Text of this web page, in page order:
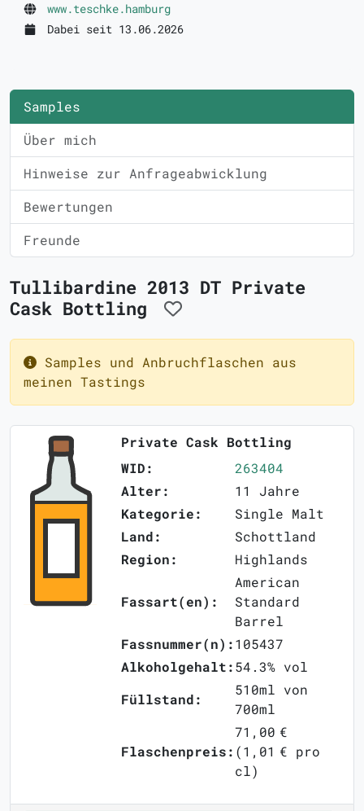
www.teschke.hamburg
Dabei seit 13.06.2026
Samples
Über mich
Hinweise zur Anfrageabwicklung
Bewertungen
Freunde
Tullibardine 2013 DT Private
Cask Bottling
Samples und Anbruchflaschen aus
meinen Tastings
Private Cask Bottling
WID:
263404
Alter:
11 Jahre
Kategorie:
Single Malt
Land:
Schottland
Region:
Highlands
Fassart(en):
American
Standard
Barrel
Fassnummer(n):105437
Alkoholgehalt:54.3% vol
Füllstand:
510ml von
700ml
Flaschenpreis:
71,00 €
(1,01 € pro
cl)